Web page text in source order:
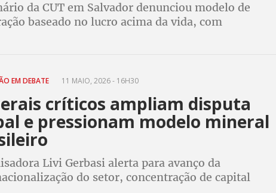
da CUT em Salvador denunciou modelo de
baseado no lucro acima da vida, com
EM DEBATE 11 MAIO, 2026 - 16H30
críticos ampliam disputa
e pressionam modelo mineral
Livi Gerbasi alerta para avanço da
do setor, concentração de capital